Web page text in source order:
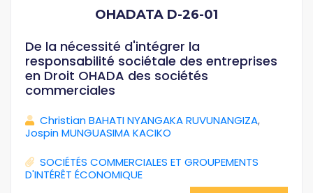
OHADATA D-26-01
De la nécessité d'intégrer la
responsabilité sociétale des entreprises
en Droit OHADA des sociétés
commerciales
Christian BAHATI NYANGAKA RUVUNANGIZA,
Jospin MUNGUASIMA KACIKO
SOCIÉTÉS COMMERCIALES ET GROUPEMENTS
D'INTÉRÊT ÉCONOMIQUE